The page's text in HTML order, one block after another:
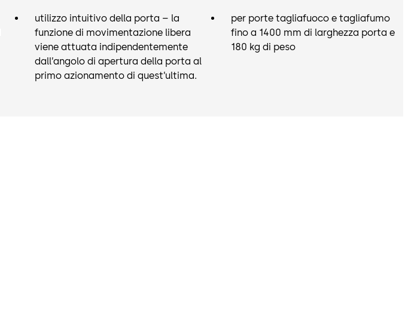
utilizzo intuitivo della porta – la
funzione di movimentazione libera
viene attuata indipendentemente
dall’angolo di apertura della porta al
primo azionamento di quest’ultima.
per porte tagliafuoco e tagliafumo
fino a 1400 mm di larghezza porta e
180 kg di peso